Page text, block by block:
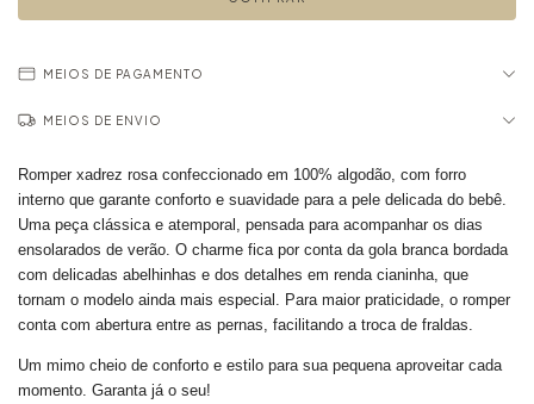
MEIOS DE PAGAMENTO
MEIOS DE ENVIO
Romper xadrez rosa confeccionado em 100% algodão, com forro
interno que garante conforto e suavidade para a pele delicada do bebê.
Uma peça clássica e atemporal, pensada para acompanhar os dias
ensolarados de verão. O charme fica por conta da gola branca bordada
com delicadas abelhinhas e dos detalhes em renda cianinha, que
tornam o modelo ainda mais especial. Para maior praticidade, o romper
conta com abertura entre as pernas, facilitando a troca de fraldas.
Um mimo cheio de conforto e estilo para sua pequena aproveitar cada
momento. Garanta já o seu!